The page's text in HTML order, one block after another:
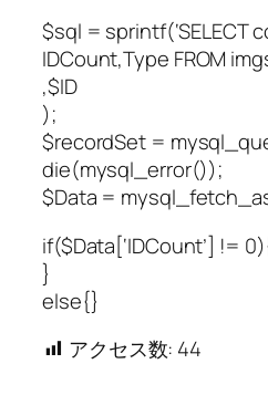
$sql = sprintf(‘SELECT
IDCount,Type FROM
,$ID
);
$recordSet =
die(mysql_error());
$Data =
if($Data[‘IDCount’] !=
}
else{}
アクセス数: 44